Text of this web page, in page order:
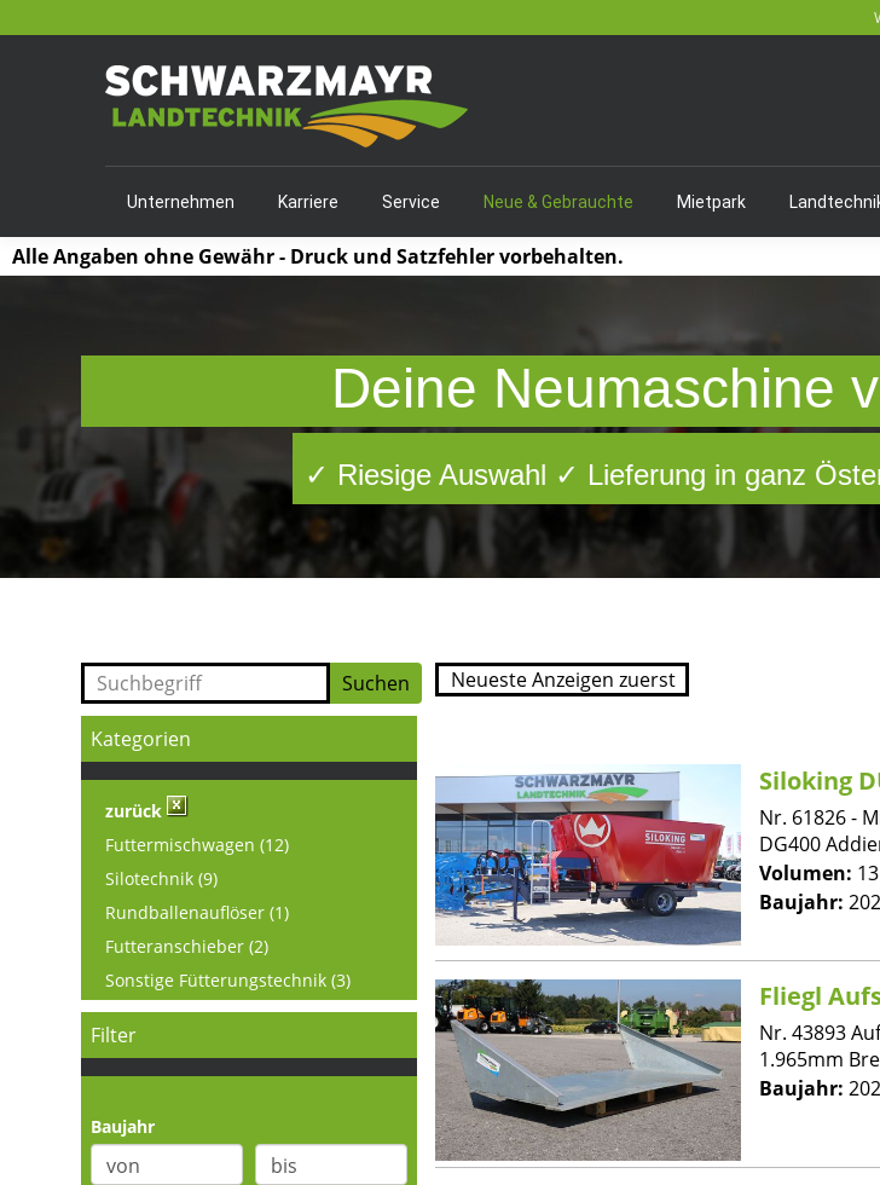
Unternehmen Karriere Service Neue & Gebrauchte Mietpark
Deine Neumaschine
✓ Riesige Auswahl ✓ Lieferung in ganz
Kategorien
zurück
Futtermischwagen (12)
Silotechnik (9)
Rundballenauflöser (1)
Futteranschieber (2)
Sonstige Fütterungstechnik (3)
Filter
Baujahr
Siloking
Nr. 61826 -
DG400
Volumen: 13
Baujahr:
Fliegl
Nr. 43893
1.965mm
Baujahr:
Alle Angaben ohne Gewähr - Druck und Satzfehler vorbehalten.